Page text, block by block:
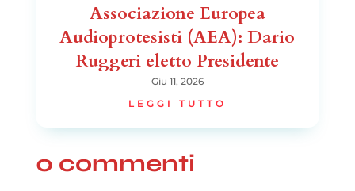
Associazione Europea
Audioprotesisti (AEA): Dario
Ruggeri eletto Presidente
Giu 11, 2026
LEGGI TUTTO
0 commenti